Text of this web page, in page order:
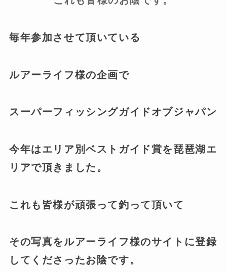
毎年参加させて頂いている
ルアーライフ様の企画で
スーパーフィッシングガイドオブジャパン
今年はエリア別ベストガイド賞を琵琶湖エ
リアで頂きました。
これも皆様が頑張って釣って頂いて
その写真をルアーライフ様のサイトに登録
してくださったお陰です。